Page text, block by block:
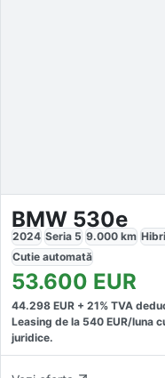
BMW 530e
2024 Seria 5 9.000 km
Cutie automată
53.600 EUR
44.298 EUR + 21% TVA
Leasing de la 540 EUR/luna
juridice.